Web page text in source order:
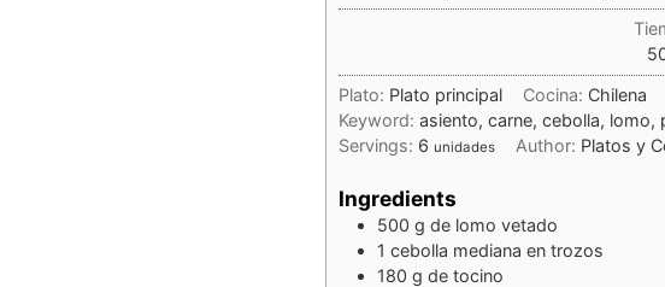
Plato: Plato principal Cocina: Chilena
Keyword: asiento, carne, cebolla,
Servings: 6 unidades Author: Platos y
Ingredients
500 g de lomo vetado
1 cebolla mediana en trozos
180 g de tocino